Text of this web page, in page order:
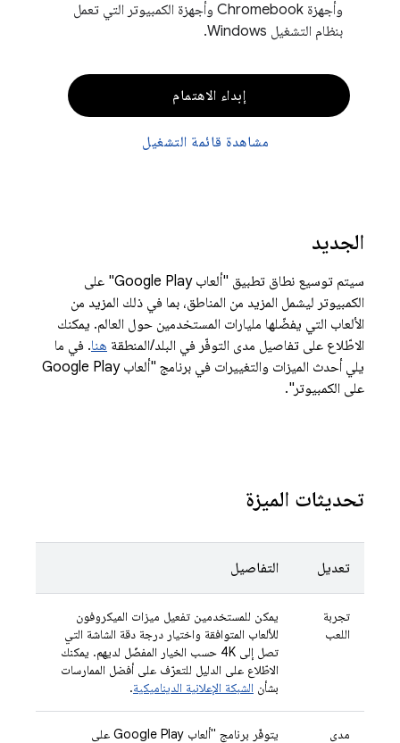
وأجهزة Chromebook وأجهزة الكمبيوتر التي تعمل
بنظام التشغيل Windows.
إبداء الاهتمام
مشاهدة قائمة التشغيل
الجديد
سيتم توسيع نطاق تطبيق "ألعاب Google Play" على
الكمبيوتر ليشمل المزيد من المناطق، بما في ذلك المزيد من
الألعاب التي يفضّلها مليارات المستخدمين حول العالم. يمكنك
الاطّلاع على تفاصيل مدى التوفّر في البلد/المنطقة هنا. في ما
يلي أحدث الميزات والتغييرات في برنامج "ألعاب Google Play
على الكمبيوتر".
تحديثات الميزة
تعديل التفاصيل
تجربة
اللعب
يمكن للمستخدمين تفعيل ميزات الميكروفون
للألعاب المتوافقة واختيار درجة دقة الشاشة التي
تصل إلى 4K حسب الخيار المفضّل لديهم. يمكنك
الاطّلاع على الدليل للتعرّف على أفضل الممارسات
بشأن الشبكة الإعلانية الديناميكية.
مدى
يتوفّر برنامج "ألعاب Google Play على